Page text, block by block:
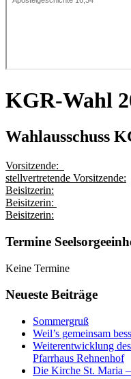
KGR-Wahl
Wahlausschuss
Vorsitzende:
stellvertretende Vorsitzende:
Beisitzerin: Karin
Beisitzerin:
Beisitzerin:
Termine
Keine Termine
Neueste Beiträge
Sommergruß
Weil’s gemeinsam
Weiterentwicklung
Pfarrhaus Rehnenhof
Die Kirche St. Maria